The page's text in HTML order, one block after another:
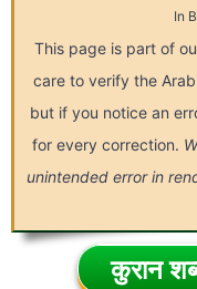
In
This page is part of
care to verify the
but if you notice an
for every correction.
unintended error in
कुरान